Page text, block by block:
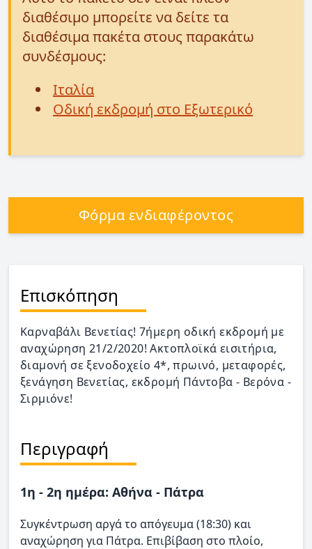
διαθέσιμο μπορείτε να δείτε τα
διαθέσιμα πακέτα στους παρακάτω
συνδέσμους:
Ιταλία
Οδική εκδρομή στο Εξωτερικό
Φόρμα ενδιαφέροντος
Επισκόπηση
Καρναβάλι Βενετίας! 7ήμερη οδική εκδρομή με
αναχώρηση 21/2/2020! Ακτοπλοϊκά εισιτήρια,
διαμονή σε ξενοδοχείο 4*, πρωινό, μεταφορές,
ξενάγηση Βενετίας, εκδρομή Πάντοβα - Βερόνα -
Σιρμιόνε!
Περιγραφή
1η - 2η ημέρα: Αθήνα - Πάτρα
Συγκέντρωση αργά το απόγευμα (18:30) και
αναχώρηση για Πάτρα. Επιβίβαση στο πλοίο,